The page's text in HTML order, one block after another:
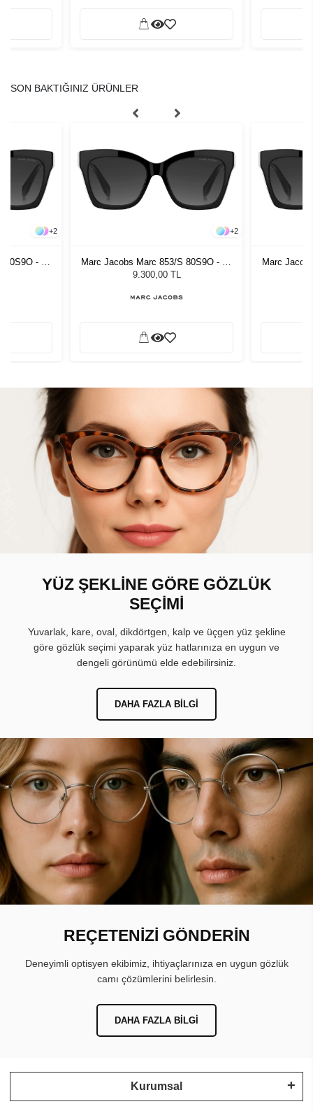
SON BAKTIĞINIZ ÜRÜNLER
+2
80S9O - 54
+2
Marc Jacobs Marc 853/S 80S9O - 54
Kadın Güneş Gözlüğü
9.300,00 TL
Marc
YÜZ ŞEKLİNE GÖRE GÖZLÜK
SEÇİMİ
Yuvarlak, kare, oval, dikdörtgen, kalp ve üçgen yüz şekline
göre gözlük seçimi yaparak yüz hatlarınıza en uygun ve
dengeli görünümü elde edebilirsiniz.
DAHA FAZLA BILGI
REÇETENİZİ GÖNDERİN
Deneyimli optisyen ekibimiz, ihtiyaçlarınıza en uygun gözlük
camı çözümlerini belirlesin.
DAHA FAZLA BILGI
Kurumsal